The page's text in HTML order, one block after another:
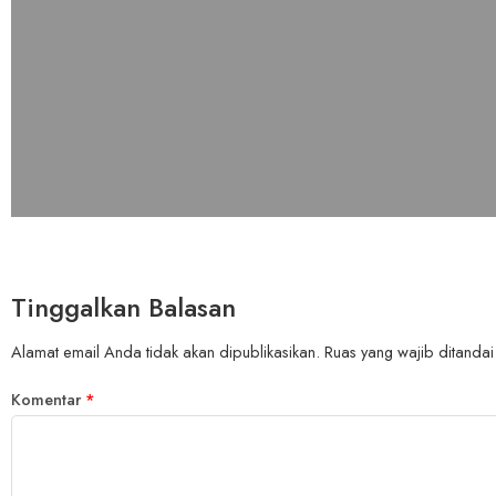
Tinggalkan Balasan
Alamat email Anda tidak akan dipublikasikan. Ruas yang wajib
Komentar*